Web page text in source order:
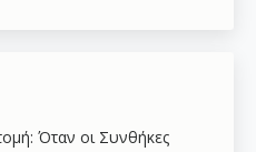
Όταν οι Συνθήκες